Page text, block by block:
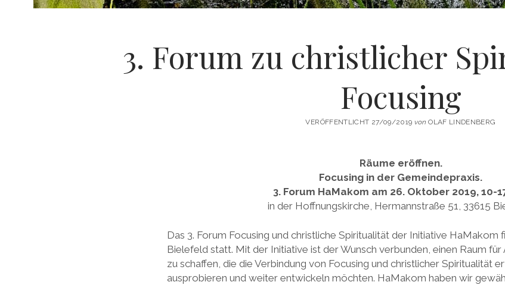
3. Forum zu christlicher
Focusing
VERÖFFENTLICHT 27/09/2019 von OLAF LINDENBERG
Räume eröffnen.
Focusing in der Gemeindepraxis.
3. Forum HaMakom am 26. Oktober 2019, 10-
in der Hoffnungskirche, Hermannstraße 51, 33615
Das 3. Forum Focusing und christliche Spiritualität der Initiative HaMakom
Bielefeld statt. Mit der Initiative ist der Wunsch verbunden, einen Raum für
zu schaffen, die die Verbindung von Focusing und christlicher Spiritualität
ausprobieren und weiter entwickeln möchten. HaMakom haben wir